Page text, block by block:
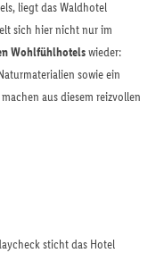
liegt das Waldhotel
sich hier nicht nur im
Wohlfühlhotelswieder:
sowie ein
aus diesem reizvollen
sticht das Hotel